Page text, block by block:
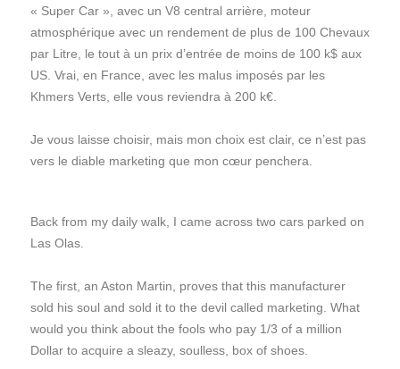
« Super Car », avec un V8 central arrière, moteur
atmosphérique avec un rendement de plus de 100 Chevaux
par Litre, le tout à un prix d’entrée de moins de 100 k$ aux
US. Vrai, en France, avec les malus imposés par les
Khmers Verts, elle vous reviendra à 200 k€.
Je vous laisse choisir, mais mon choix est clair, ce n’est pas
vers le diable marketing que mon cœur penchera.
Back from my daily walk, I came across two cars parked on
Las Olas.
The first, an Aston Martin, proves that this manufacturer
sold his soul and sold it to the devil called marketing. What
would you think about the fools who pay 1/3 of a million
Dollar to acquire a sleazy, soulless, box of shoes.